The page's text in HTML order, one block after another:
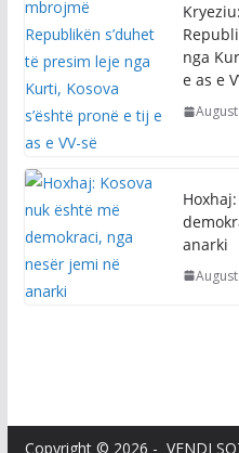
nga
e as e
anarki
Copyright © 2026 - VENDI